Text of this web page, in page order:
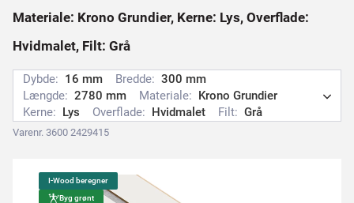
Materiale: Krono Grundier, Kerne: Lys, Overflade:
Hvidmalet, Filt: Grå
Dybde: 16 mm Bredde: 300 mm
Længde: 2780 mm Materiale: Krono Grundier
Kerne: Lys Overflade: Hvidmalet Filt: Grå
Varenr. 3600 2429415
I-Wood beregner
Byg grønt